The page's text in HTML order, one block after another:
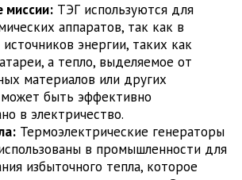
миссии: ТЭГ используются для
аппаратов, так как в
энергии, таких как
а тепло, выделяемое от
материалов или других
может быть эффективно
в электричество.
Термоэлектрические генераторы
в промышленности для
избыточного тепла, которое